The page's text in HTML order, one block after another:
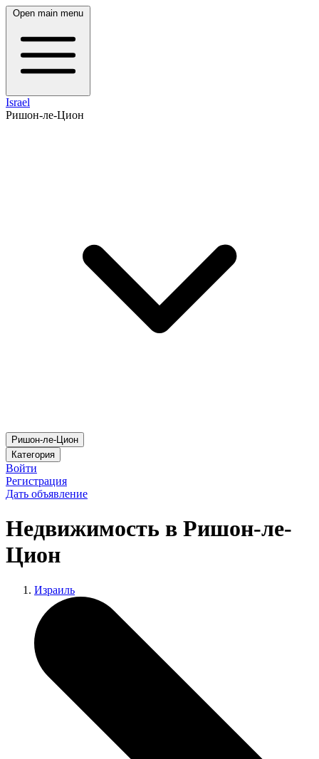
Open main menu
Israel
Ришон-ле-Цион
Ришон-ле-Цион
Категория
Войти
Регистрация
Дать объявление
Недвижимость в Ришон-ле-
Цион
Израиль